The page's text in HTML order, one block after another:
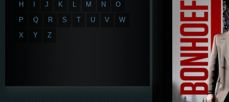
H
J K L M N
O
P
Q R S T U V
W
X
Y Z